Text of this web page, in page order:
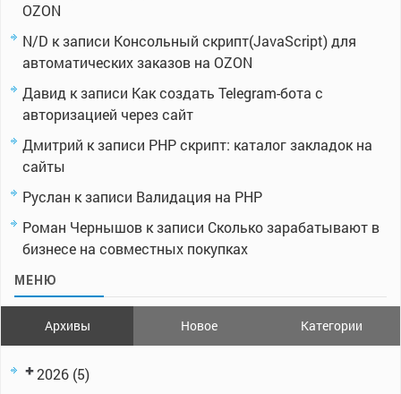
OZON
N/D к записи Консольный скрипт(JavaScript) для
автоматических заказов на OZON
Давид к записи Как создать Telegram-бота с
авторизацией через сайт
Дмитрий к записи PHP скрипт: каталог закладок на
сайты
Руслан к записи Валидация на PHP
Роман Чернышов к записи Сколько зарабатывают в
бизнесе на совместных покупках
МЕНЮ
Архивы Новое Категории
2026 (5)